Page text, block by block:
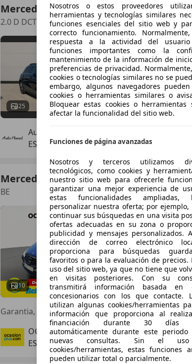
Mercedes-Benz A 200
2.0 D DCT 150 5P
25
€ 23.500
03/2019
Autoplanet Madrid
ES-28019 Madrid
Mercedes-Benz A 160
BE
10
€ 7.3001
02/2010
Garantia, Volante multifunción, Aire
OCASIONPLUS MURCIA
ES-30007 Murcia
Nosotros o estos proveedores
herramientas y tecnologías similares
funciones esenciales del sitio web y
correcto funcionamiento.
respuesta a la actividad del
funciones importantes como la
mantenimiento de la información de
preferencias de privacidad.
cookies o tecnologías similares no se
embargo, algunos navegadores
cookies o herramientas similares o
Bloquear estas cookies o herramientas
afectar la funcionalidad del sitio web.
Funciones de página avanzadas
Nosotros y terceros utilizamos
tecnológicos, como cookies y
nuestro sitio web para ofrecerle
garantizar una mejor experiencia de
estas funcionalidades ampliadas,
personalizar nuestra oferta; por
continuar sus búsquedas en una visita
ofertas adecuadas en su zona o
publicidad y mensajes personalizados.
dirección de correo electrónico
proporciona para búsquedas
favoritos o para la evaluación de precios.
uso del sitio web, ya que no tiene que
en visitas posteriores. Con su
transmitirá información basada
concesionarios con los que contacte.
utilizan algunas cookies/herramientas
información que proporciona al
financiación durante 30 días
automáticamente durante este
nuevas consultas. Sin el
cookies/herramientas, estas funciones
pueden utilizar total o parcialmente.